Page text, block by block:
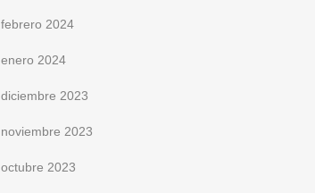
febrero 2024
enero 2024
diciembre 2023
noviembre 2023
octubre 2023